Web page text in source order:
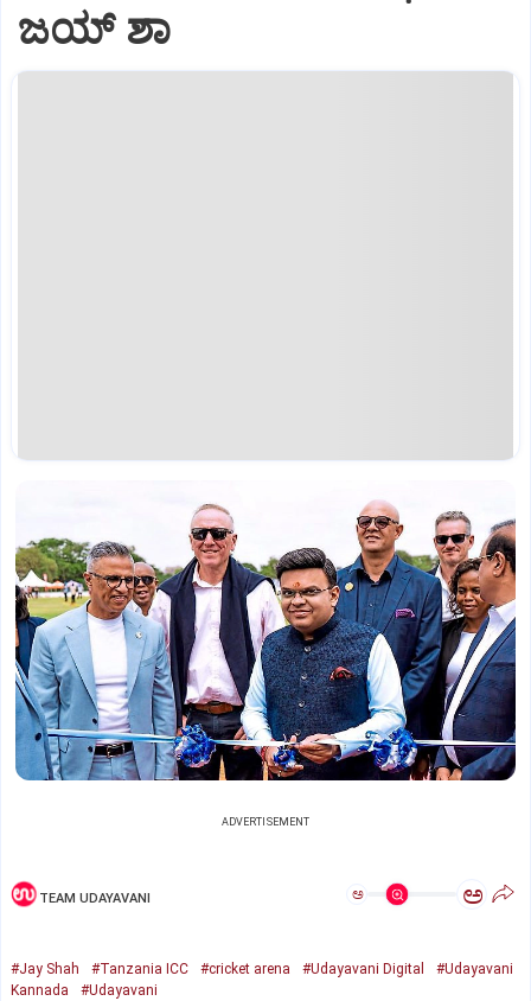
ಜಯ್‌ ಶಾ
ADVERTISEMENT
TEAM UDAYAVANI ಅ ಅ
#Jay Shah #Tanzania ICC #cricket arena #Udayavani Digital
#Udayavani
Kannada
#Udayavani